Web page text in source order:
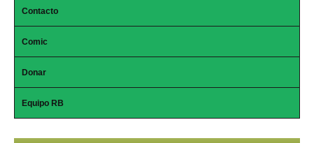
Contacto
Comic
Donar
Equipo RB